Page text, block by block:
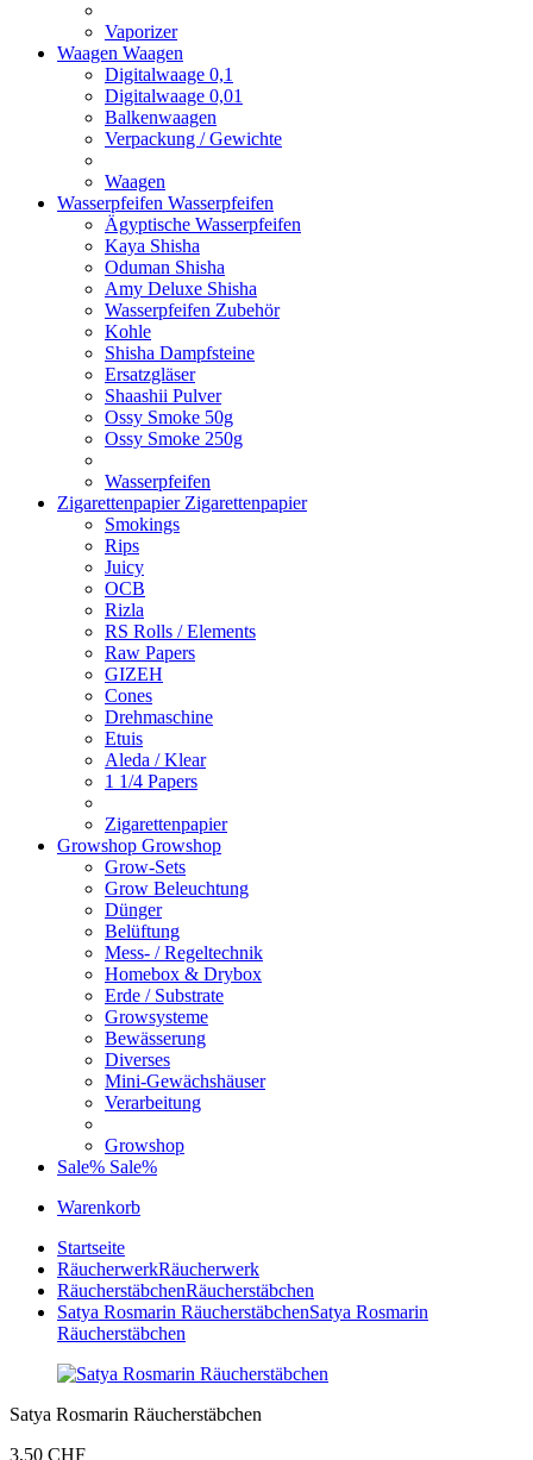
Vaporizer
Waagen Waagen
Digitalwaage 0,1
Digitalwaage 0,01
Balkenwaagen
Verpackung / Gewichte
Waagen
Wasserpfeifen Wasserpfeifen
Ägyptische Wasserpfeifen
Kaya Shisha
Oduman Shisha
Amy Deluxe Shisha
Wasserpfeifen Zubehör
Kohle
Shisha Dampfsteine
Ersatzgläser
Shaashii Pulver
Ossy Smoke 50g
Ossy Smoke 250g
Wasserpfeifen
Zigarettenpapier Zigarettenpapier
Smokings
Rips
Juicy
OCB
Rizla
RS Rolls / Elements
Raw Papers
GIZEH
Cones
Drehmaschine
Etuis
Aleda / Klear
1 1/4 Papers
Zigarettenpapier
Growshop Growshop
Grow-Sets
Grow Beleuchtung
Dünger
Belüftung
Mess- / Regeltechnik
Homebox & Drybox
Erde / Substrate
Growsysteme
Bewässerung
Diverses
Mini-Gewächshäuser
Verarbeitung
Growshop
Sale% Sale%
Warenkorb
Startseite
RäucherwerkRäucherwerk
RäucherstäbchenRäucherstäbchen
Satya Rosmarin RäucherstäbchenSatya Rosmarin
Räucherstäbchen
Satya Rosmarin Räucherstäbchen
3,50 CHF